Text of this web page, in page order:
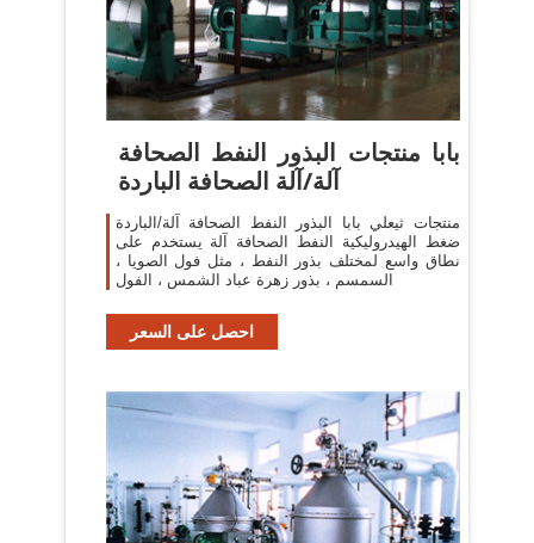
بابا منتجات البذور النفط الصحافة
آلة/آلة الصحافة الباردة
منتجات ثيعلي بابا البذور النفط الصحافة آلة/الباردة
ضغط الهيدروليكية النفط الصحافة آلة يستخدم على
نطاق واسع لمختلف بذور النفط ، مثل فول الصويا ،
السمسم ، بذور زهرة عباد الشمس ، الفول
احصل على السعر